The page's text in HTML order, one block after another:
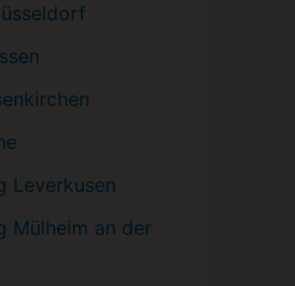
Leverkusen
Mülheim an der